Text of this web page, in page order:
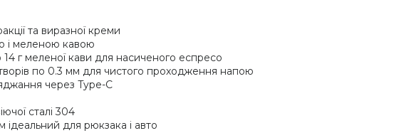
та виразної креми
і меленою кавою
г меленої кави для насиченого еспресо
по 0.3 мм для чистого проходження напою
через Type-C
сталі 304
для рюкзака і авто